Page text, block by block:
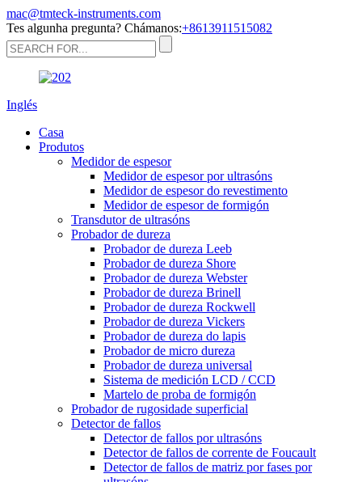
mac@tmteck-instruments.com
Tes algunha pregunta? Chámanos:+8613911515082
Inglés
Casa
Produtos
Medidor de espesor
Medidor de espesor por ultrasóns
Medidor de espesor do revestimento
Medidor de espesor de formigón
Transdutor de ultrasóns
Probador de dureza
Probador de dureza Leeb
Probador de dureza Shore
Probador de dureza Webster
Probador de dureza Brinell
Probador de dureza Rockwell
Probador de dureza Vickers
Probador de dureza do lapis
Probador de micro dureza
Probador de dureza universal
Sistema de medición LCD / CCD
Martelo de proba de formigón
Probador de rugosidade superficial
Detector de fallos
Detector de fallos por ultrasóns
Detector de fallos de corrente de Foucault
Detector de fallos de matriz por fases por